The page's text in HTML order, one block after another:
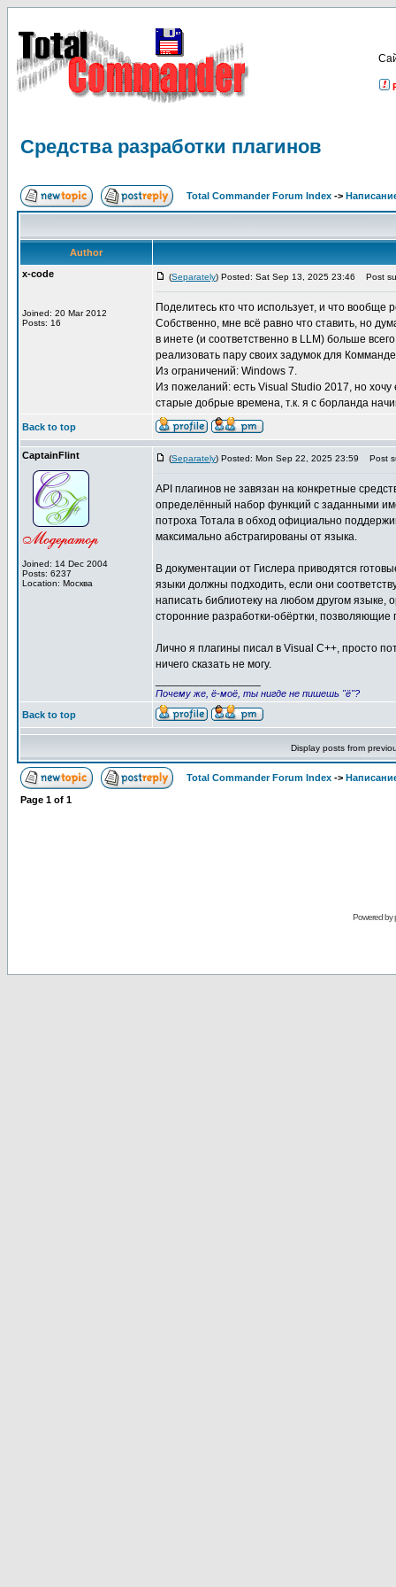
Средства разработки плагинов
Total Commander Forum Index ->
Author
x-code
Joined: 20 Mar 2012
Posts: 16
(Separately) Posted: Sat Sep 13, 2025 23:46 Post
Поделитесь кто что использует, и что вообще
Собственно, мне всё равно что ставить, но
в инете (и соответственно в LLM) больше
реализовать пару своих задумок для
Из ограничений: Windows 7.
Из пожеланий: есть Visual Studio 2017, но
старые добрые времена, т.к. я с борланда
Back to top
CaptainFlint
Joined: 14 Dec 2004
Posts: 6237
Location: Москва
(Separately) Posted: Mon Sep 22, 2025 23:59 Post
API плагинов не завязан на конкретные
определённый набор функций с заданными
потроха Тотала в обход официально
максимально абстрагированы от языка.
В документации от Гислера приводятся
языки должны подходить, если они
написать библиотеку на любом другом языке,
сторонние разработки-обёртки,
Лично я плагины писал в Visual C++, просто
ничего сказать не могу.
Почему же, ё-моё, ты нигде не пишешь "ё"?
Back to top
Display posts from
Total Commander Forum Index ->
Page 1 of 1
Powered by